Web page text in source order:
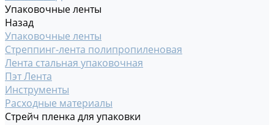
Упаковочные ленты
Назад
Упаковочные ленты
Стреппинг-лента полипропиленовая
Лента стальная упаковочная
Пэт Лента
Инструменты
Расходные материалы
Стрейч пленка для упаковки